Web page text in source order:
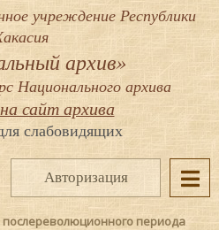
учреждение Республики
архив»
Национального архива
сайт архива
слабовидящих
Авторизация
периода